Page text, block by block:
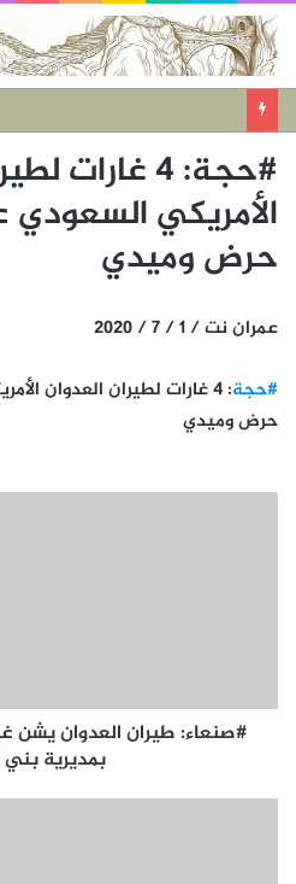
#حجة: 4
الأمريكي
حرض وميدي
عمران نت / 1 / 7 / 2020
#حجة
: 4 غارات لطيران العدوان
حرض وميدي
#صنعاء: طيران العدوان يشن
بمديرية بني